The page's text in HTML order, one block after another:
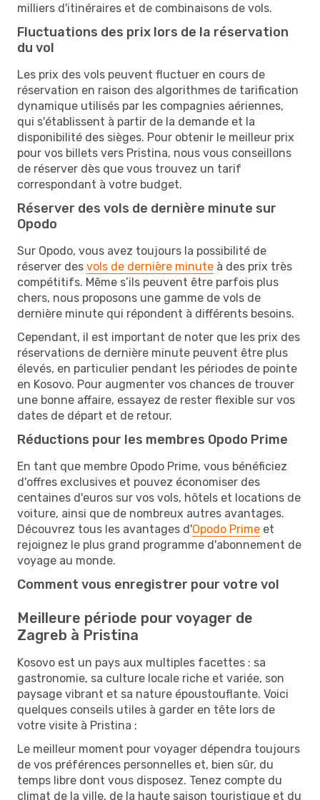
milliers d'itinéraires et de combinaisons de vols.
Fluctuations des prix lors de la réservation
du vol
Les prix des vols peuvent fluctuer en cours de
réservation en raison des algorithmes de tarification
dynamique utilisés par les compagnies aériennes,
qui s'établissent à partir de la demande et la
disponibilité des sièges. Pour obtenir le meilleur prix
pour vos billets vers Pristina, nous vous conseillons
de réserver dès que vous trouvez un tarif
correspondant à votre budget.
Réserver des vols de dernière minute sur
Opodo
Sur Opodo, vous avez toujours la possibilité de
réserver des vols de dernière minute à des prix très
compétitifs. Même s’ils peuvent être parfois plus
chers, nous proposons une gamme de vols de
dernière minute qui répondent à différents besoins.
Cependant, il est important de noter que les prix des
réservations de dernière minute peuvent être plus
élevés, en particulier pendant les périodes de pointe
en Kosovo. Pour augmenter vos chances de trouver
une bonne affaire, essayez de rester flexible sur vos
dates de départ et de retour.
Réductions pour les membres Opodo Prime
En tant que membre Opodo Prime, vous bénéficiez
d'offres exclusives et pouvez économiser des
centaines d'euros sur vos vols, hôtels et locations de
voiture, ainsi que de nombreux autres avantages.
Découvrez tous les avantages d'Opodo Prime et
rejoignez le plus grand programme d'abonnement de
voyage au monde.
Comment vous enregistrer pour votre vol
Meilleure période pour voyager de
Zagreb à Pristina
Kosovo est un pays aux multiples facettes : sa
gastronomie, sa culture locale riche et variée, son
paysage vibrant et sa nature époustouflante. Voici
quelques conseils utiles à garder en tête lors de
votre visite à Pristina :
Le meilleur moment pour voyager dépendra toujours
de vos préférences personnelles et, bien sûr, du
temps libre dont vous disposez. Tenez compte du
climat de la ville, de la haute saison touristique et du